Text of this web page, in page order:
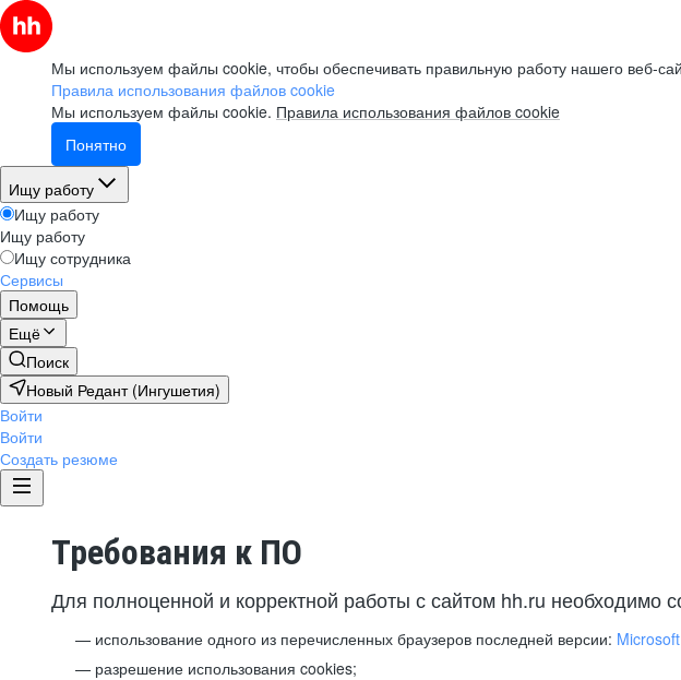
Мы используем файлы cookie, чтобы обеспечивать правильную работу нашего веб-
Правила использования файлов cookie
Мы используем файлы cookie. Правила использования файлов cookie
Понятно
Ищу работу
Ищу работу
Ищу работу
Ищу сотрудника
Сервисы
Помощь
Ещё
Поиск
Новый Редант (Ингушетия)
Войти
Войти
Создать резюме
Требования к ПО
Для полноценной и корректной работы с сайтом hh.ru необходимо
использование одного из перечисленных браузеров последней версии:
разрешение использования cookies;